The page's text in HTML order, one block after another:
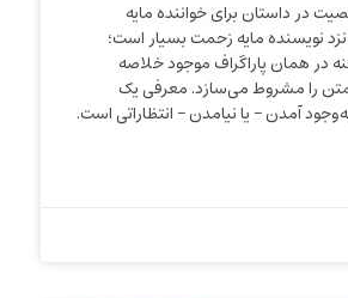
در داستان برای خواننده مایه
نویسنده مایه زحمت بسیار است؛
در همان پاراگراف موجود خلاصه
را مشروط می‌سازد. معرفی یک
آمدن – یا نیامدن – انتظاراتی است.